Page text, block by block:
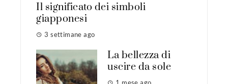
Il significato dei simboli
giapponesi
3 settimane ago
La bellezza di
uscire da sole
1 mese ago